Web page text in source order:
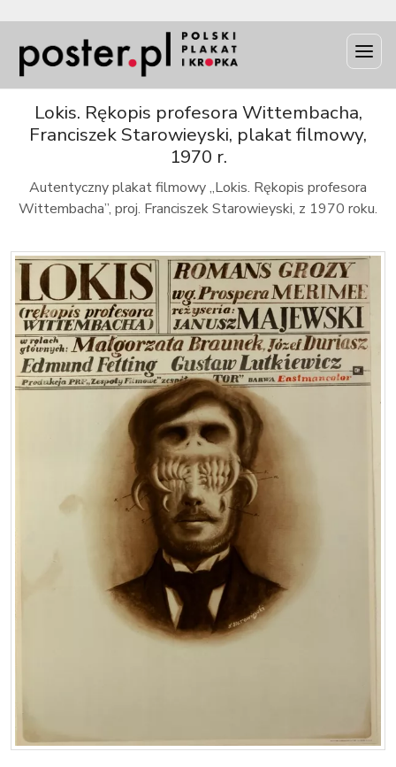
Lokis. Rękopis profesora Wittembacha,
Franciszek Starowieyski, plakat filmowy,
1970 r.
Autentyczny plakat filmowy „Lokis. Rękopis profesora
Wittembacha”, proj. Franciszek Starowieyski, z 1970 roku.